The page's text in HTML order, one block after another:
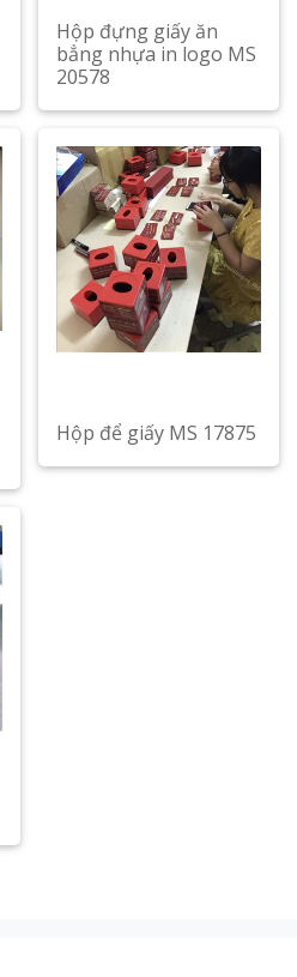
Hộp đựng giấy ăn
bẳng nhựa in logo MS
20578
Hộp để giấy MS 17875